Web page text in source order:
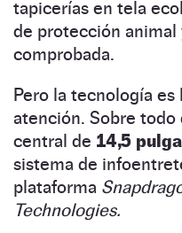
tapicerías en tela
de protección animal
comprobada.
Pero la tecnología es
atención. Sobre todo
central de 14,5
sistema de
plataforma
Technologies.